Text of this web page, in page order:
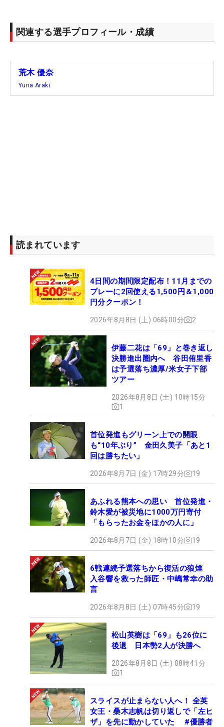
関連する選手プロフィール・成績
荒木 優奈
Yuna Araki
読まれています
4日間の期間限定配布！11月までの
プレーに2回使える1,500円＆1,000
円分クーポン！
2026年8月8日 (土) 06時00分 2
伊藤二花は「69」と巻き返し
決勝進出圏内へ 谷田侑里香
は予選落ち濃厚/米女子下部
ツアー
2026年8月8日 (土) 10時15分
1
首位発進もグリーン上での開眼
も“10年ぶり” 金田久美子「あと1
回は勝ちたい」
2026年8月7日 (金) 17時29分 19
あふれる熊本への思い 首位発進・
鈴木愛が被災地に1000万円寄付
「もらったお金をほかの人に」
2026年8月7日 (金) 18時10分 19
6戦連続予選落ちから復活の狼煙
入谷響を救った師匠・中嶋常幸の助
言
2026年8月8日 (土) 07時45分 19
松山英樹は「69」も26位に
後退 日本勢2人が決勝へ
2026年8月8日 (土) 08時41分
1
スライスが止まらない人へ！ 全英
女王・桑木志帆は切り返しで「左ヒ
ザ」を先に動かしていた #優勝者